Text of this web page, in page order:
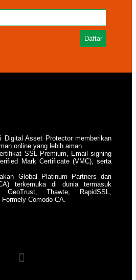
Daftar
Digital Asset Protector memberikan
online yang lebih aman.
SSL Premium, Email signing
Mark Certificate (VMC), serta
Global Platinum Partners dari
terkemuka di dunia termasuk
Thawte, RapidSSL,
Comodo CA.